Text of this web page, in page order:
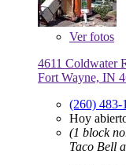
Verfotos
4611 Coldwater
Fort Wayne, IN
(260) 483-
Hoy
(1 block
Taco Bell